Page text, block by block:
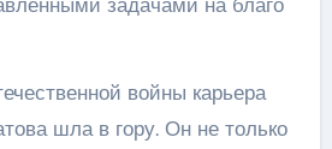
войны карьера
шла в гору. Он не только